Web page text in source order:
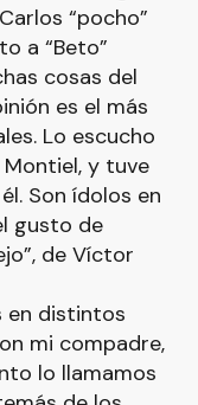
“pocho”
a “Beto”
cosas del
es el más
Lo escucho
y tuve
Son ídolos en
gusto de
de Víctor
en distintos
mi compadre,
lo llamamos